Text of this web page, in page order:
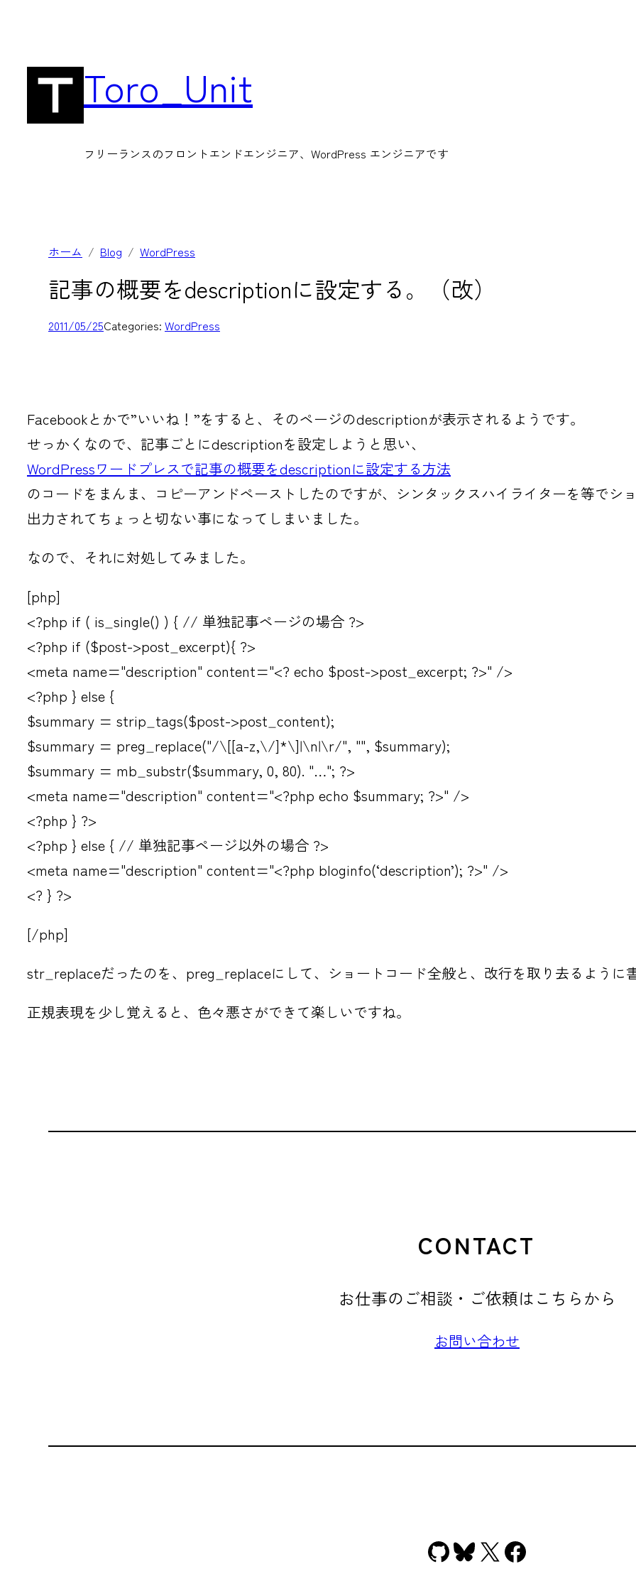
Toro_Unit
フリーランスのフロントエンドエンジニア、WordPress エンジニアです
ホーム Blog WordPress
記事の概要をdescriptionに設定する。（改）
2011/05/25Categories: WordPress
Facebookとかで”いいね！”をすると、そのページのdescriptionが表示されるようです。
せっかくなので、記事ごとにdescriptionを設定しようと思い、
WordPressワードプレスで記事の概要をdescriptionに設定する方法
のコードをまんま、コピーアンドペーストしたのですが、シンタックスハイライターを等でシ
出力されてちょっと切ない事になってしまいました。
なので、それに対処してみました。
[php]
<?php if ( is_single() ) { // 単独記事ページの場合 ?>
<?php if ($post->post_excerpt){ ?>
<meta name="description" content="<? echo $post->post_excerpt; ?>" />
<?php } else {
$summary = strip_tags($post->post_content);
$summary = preg_replace("/\[[a-z,\/]*\]|\n|\r/", "", $summary);
$summary = mb_substr($summary, 0, 80). "…"; ?>
<meta name="description" content="<?php echo $summary; ?>" />
<?php } ?>
<?php } else { // 単独記事ページ以外の場合 ?>
<meta name="description" content="<?php bloginfo(‘description’); ?>" />
<? } ?>
[/php]
str_replaceだったのを、preg_replaceにして、ショートコード全般と、改行を取り去るように
正規表現を少し覚えると、色々悪さができて楽しいですね。
CONTACT
お仕事のご相談・ご依頼はこちらから
お問い合わせ
GitHub
Bluesky
X Facebook